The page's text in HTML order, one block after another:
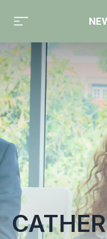
Toute l'actualité sur le